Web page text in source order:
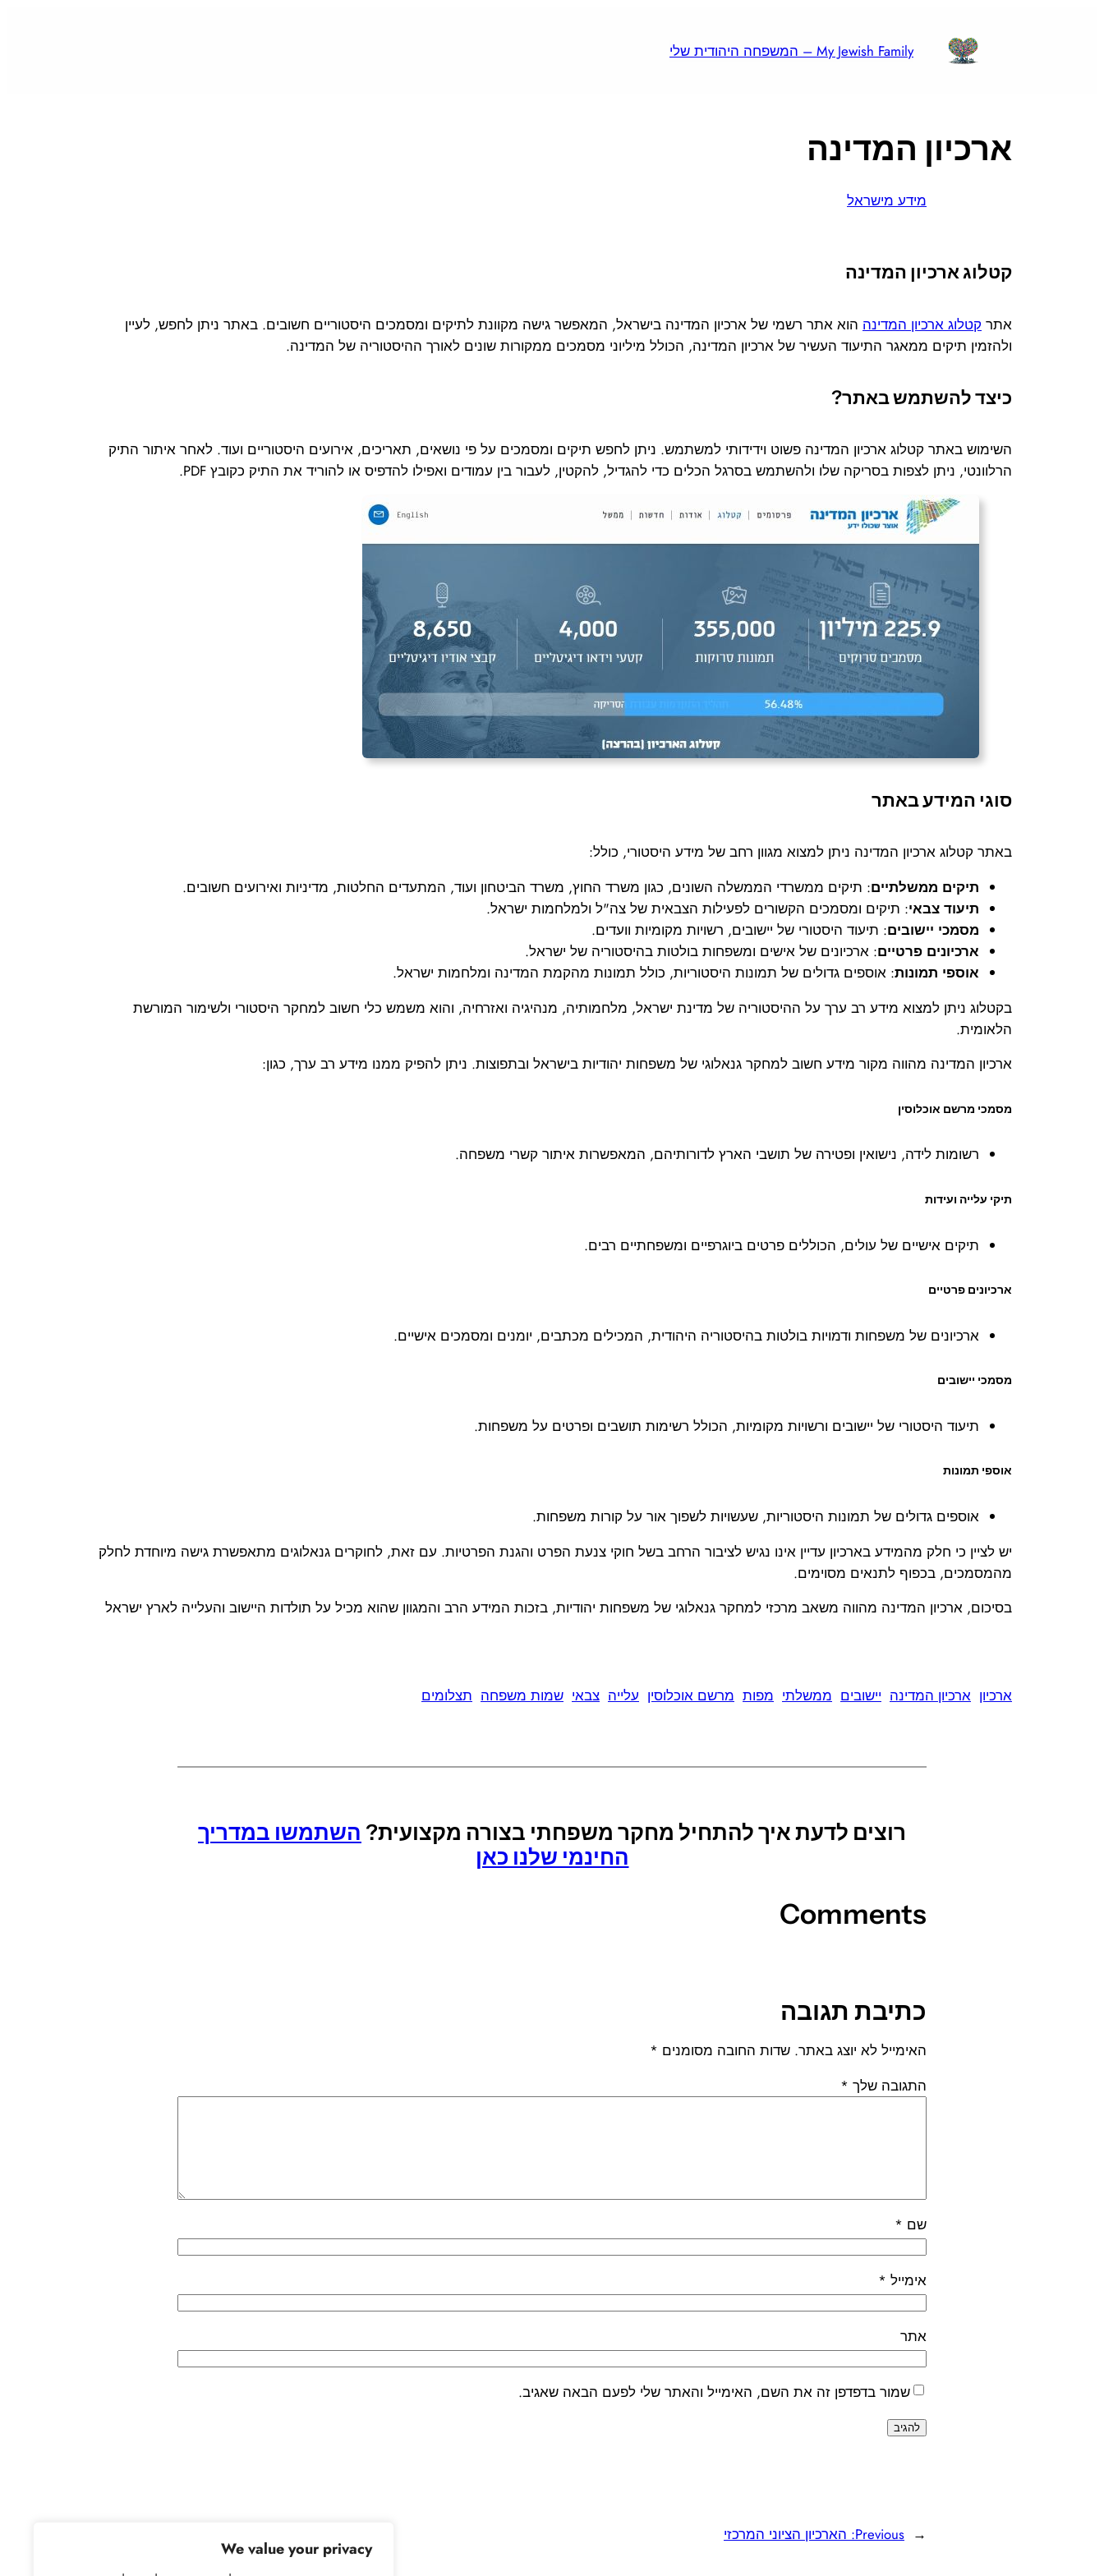
We value your privacy
My Jewish Family – המשפחה היהודית שלי
ארכיון המדינה
מידע מישראל
קטלוג ארכיון המדינה
אתר קטלוג ארכיון המדינה הוא אתר רשמי של ארכיון המדינה בישראל, המאפשר גישה מקוונת לתיקים ומסמכים היסטוריים חשובים. באתר ניתן לחפש, לעיין
ולהזמין תיקים ממאגר התיעוד העשיר של ארכיון המדינה, הכולל מיליוני מסמכים ממקורות שונים לאורך ההיסטוריה של המדינה.
כיצד להשתמש באתר?
השימוש באתר קטלוג ארכיון המדינה פשוט וידידותי למשתמש. ניתן לחפש תיקים ומסמכים על פי נושאים, תאריכים, אירועים היסטוריים ועוד. לאחר איתור התיק
הרלוונטי, ניתן לצפות בסריקה שלו ולהשתמש בסרגל הכלים כדי להגדיל, להקטין, לעבור בין עמודים ואפילו להדפיס או להוריד את התיק כקובץ PDF.
סוגי המידע באתר
באתר קטלוג ארכיון המדינה ניתן למצוא מגוון רחב של מידע היסטורי, כולל:
תיקים ממשלתיים: תיקים ממשרדי הממשלה השונים, כגון משרד החוץ, משרד הביטחון ועוד, המתעדים החלטות, מדיניות ואירועים חשובים.
תיעוד צבאי: תיקים ומסמכים הקשורים לפעילות הצבאית של צה"ל ולמלחמות ישראל.
מסמכי יישובים: תיעוד היסטורי של יישובים, רשויות מקומיות וועדים.
ארכיונים פרטיים: ארכיונים של אישים ומשפחות בולטות בהיסטוריה של ישראל.
אוספי תמונות: אוספים גדולים של תמונות היסטוריות, כולל תמונות מהקמת המדינה ומלחמות ישראל.
בקטלוג ניתן למצוא מידע רב ערך על ההיסטוריה של מדינת ישראל, מלחמותיה, מנהיגיה ואזרחיה, והוא משמש כלי חשוב למחקר היסטורי ולשימור המורשת
הלאומית.
ארכיון המדינה מהווה מקור מידע חשוב למחקר גנאלוגי של משפחות יהודיות בישראל ובתפוצות. ניתן להפיק ממנו מידע רב ערך, כגון:
מסמכי מרשם אוכלוסין
רשומות לידה, נישואין ופטירה של תושבי הארץ לדורותיהם, המאפשרות איתור קשרי משפחה.
תיקי עלייה ועידות
תיקים אישיים של עולים, הכוללים פרטים ביוגרפיים ומשפחתיים רבים.
ארכיונים פרטיים
ארכיונים של משפחות ודמויות בולטות בהיסטוריה היהודית, המכילים מכתבים, יומנים ומסמכים אישיים.
מסמכי יישובים
תיעוד היסטורי של יישובים ורשויות מקומיות, הכולל רשימות תושבים ופרטים על משפחות.
אוספי תמונות
אוספים גדולים של תמונות היסטוריות, שעשויות לשפוך אור על קורות משפחות.
יש לציין כי חלק מהמידע בארכיון עדיין אינו נגיש לציבור הרחב בשל חוקי צנעת הפרט והגנת הפרטיות. עם זאת, לחוקרים גנאלוגים מתאפשרת גישה מיוחדת לחלק
מהמסמכים, בכפוף לתנאים מסוימים.
בסיכום, ארכיון המדינה מהווה משאב מרכזי למחקר גנאלוגי של משפחות יהודיות, בזכות המידע הרב והמגוון שהוא מכיל על תולדות היישוב והעלייה לארץ ישראל
ארכיון ארכיון המדינה יישובים ממשלתי מפות מרשם אוכלוסין עלייה צבאי שמות משפחה תצלומים
רוצים לדעת איך להתחיל מחקר משפחתי בצורה מקצועית? השתמשו במדריך
החינמי שלנו כאן
Comments
כתיבת תגובה
האימייל לא יוצג באתר. שדות החובה מסומנים *
התגובה שלך *
שם *
אימייל *
אתר
שמור בדפדפן זה את השם, האימייל והאתר שלי לפעם הבאה שאגיב.
←
Previous: הארכיון הציוני המרכזי